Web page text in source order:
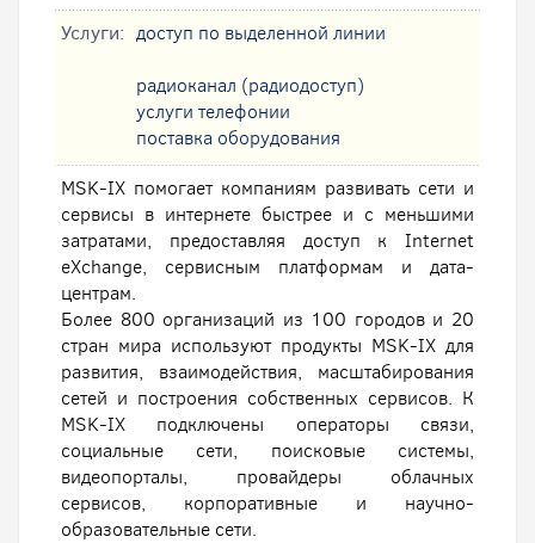
Услуги: доступ по выделенной линии
радиоканал (радиодоступ)
услуги телефонии
поставка оборудования
MSK-IX помогает компаниям развивать сети и
сервисы в интернете быстрее и с меньшими
затратами, предоставляя доступ к Internet
eXchange, сервисным платформам и дата-
центрам.
Более 800 организаций из 100 городов и 20
стран мира используют продукты MSK-IX для
развития, взаимодействия, масштабирования
сетей и построения собственных сервисов. К
MSK-IX подключены операторы связи,
социальные сети, поисковые системы,
видеопорталы, провайдеры облачных
сервисов, корпоративные и научно-
образовательные сети.